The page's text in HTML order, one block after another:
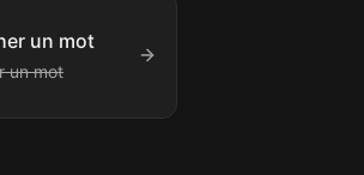
un mot
un mot